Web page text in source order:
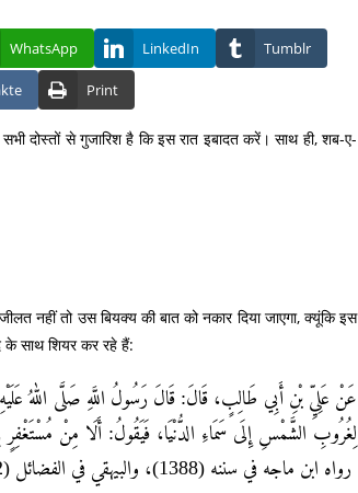
WhatsApp LinkedIn Tumblr
Print
दोस्तों से गुजारिश है कि इस रात इबादत करें। साथ ही, शब-ए-
नहीं तो उस बियक्य की बात को नकार दिया जाएगा, क्यूंकि इस
साथ शियर कर रहे हैं:
عَنْ عَلِيِّ بْنِ أَبِي طَالِبٍ، قَالَ: قَالَ رَسُولُ اللَّهِ صَلَّى اللهُ عَلَيْهِ
لِغُرُوبِ الشَّمْسِ إِلَى سَمَاءِ الدُّنْيَا، فَيَقُولُ: أَلَا مِنْ مُسْتَغْفِرٍ
رواه ابن ماجه في سننه (1388)، والبيهقي في الفضائل (22).